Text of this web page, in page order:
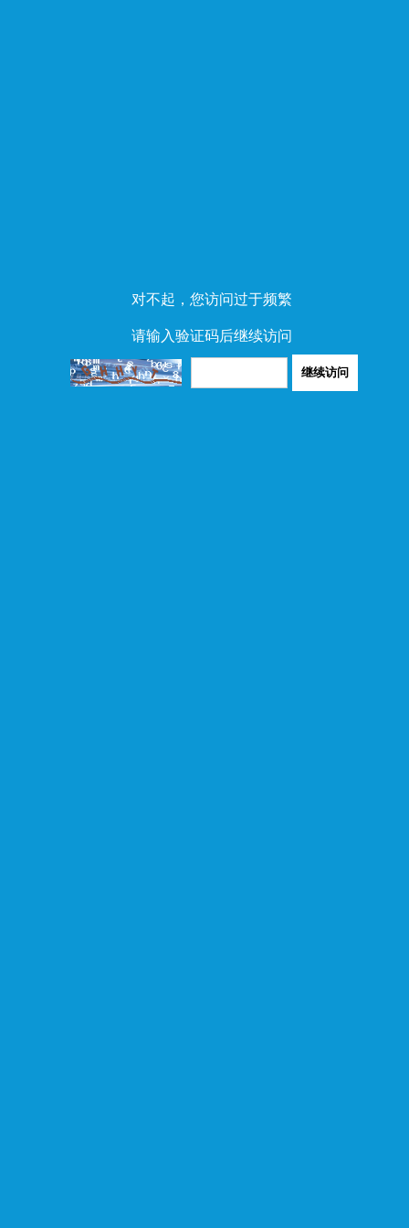
对不起，您访问过于频繁
请输入验证码后继续访问
继续访问